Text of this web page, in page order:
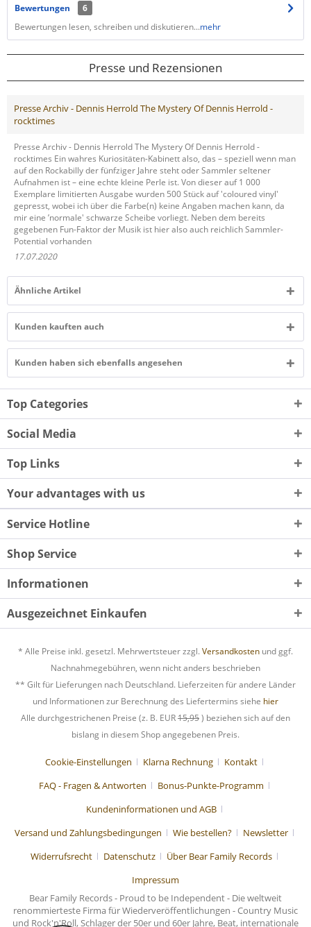
Bewertungen
6
Bewertungen lesen, schreiben und diskutieren...mehr
Presse und Rezensionen
Presse Archiv - Dennis Herrold The Mystery Of Dennis Herrold -
rocktimes
Presse Archiv - Dennis Herrold The Mystery Of Dennis Herrold -
rocktimes Ein wahres Kuriositäten-Kabinett also, das – speziell wenn man
auf den Rockabilly der fünfziger Jahre steht oder Sammler seltener
Aufnahmen ist – eine echte kleine Perle ist. Von dieser auf 1 000
Exemplare limitierten Ausgabe wurden 500 Stück auf 'coloured vinyl'
gepresst, wobei ich über die Farbe(n) keine Angaben machen kann, da
mir eine ’normale' schwarze Scheibe vorliegt. Neben dem bereits
gegebenen Fun-Faktor der Musik ist hier also auch reichlich Sammler-
Potential vorhanden
17.07.2020
Ähnliche Artikel
Kunden kauften auch
Kunden haben sich ebenfalls angesehen
Top Categories
Social Media
Top Links
Your advantages with us
Service Hotline
Shop Service
Informationen
Ausgezeichnet Einkaufen
* Alle Preise inkl. gesetzl. Mehrwertsteuer zzgl. Versandkosten und ggf.
Nachnahmegebühren, wenn nicht anders beschrieben
** Gilt für Lieferungen nach Deutschland. Lieferzeiten für andere Länder
und Informationen zur Berechnung des Liefertermins siehe hier
Alle durchgestrichenen Preise (z. B. EUR15,95) beziehen sich auf den
bislang in diesem Shop angegebenen Preis.
Cookie-Einstellungen Klarna Rechnung
Kontakt
FAQ - Fragen & Antworten
Bonus-Punkte-Programm
Kundeninformationen und AGB
Versand und Zahlungsbedingungen
Wie bestellen?
Newsletter
Widerrufsrecht
Datenschutz
Über Bear Family Records
Impressum
Bear Family Records - Proud to be Independent - Die weltweit
renommierteste Firma für Wiederveröffentlichungen - Country Music
und Rock'n'Roll, Schlager der 50er und 60er Jahre, Beat, internationale